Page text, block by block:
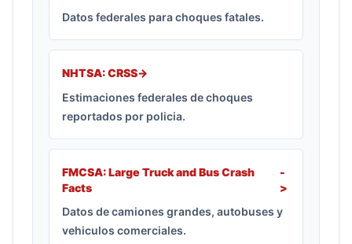
Datos federales para choques fatales.
NHTSA: CRSS->
Estimaciones federales de choques
reportados por policia.
FMCSA: Large Truck and Bus Crash
Facts
-
>
Datos de camiones grandes, autobuses y
vehiculos comerciales.